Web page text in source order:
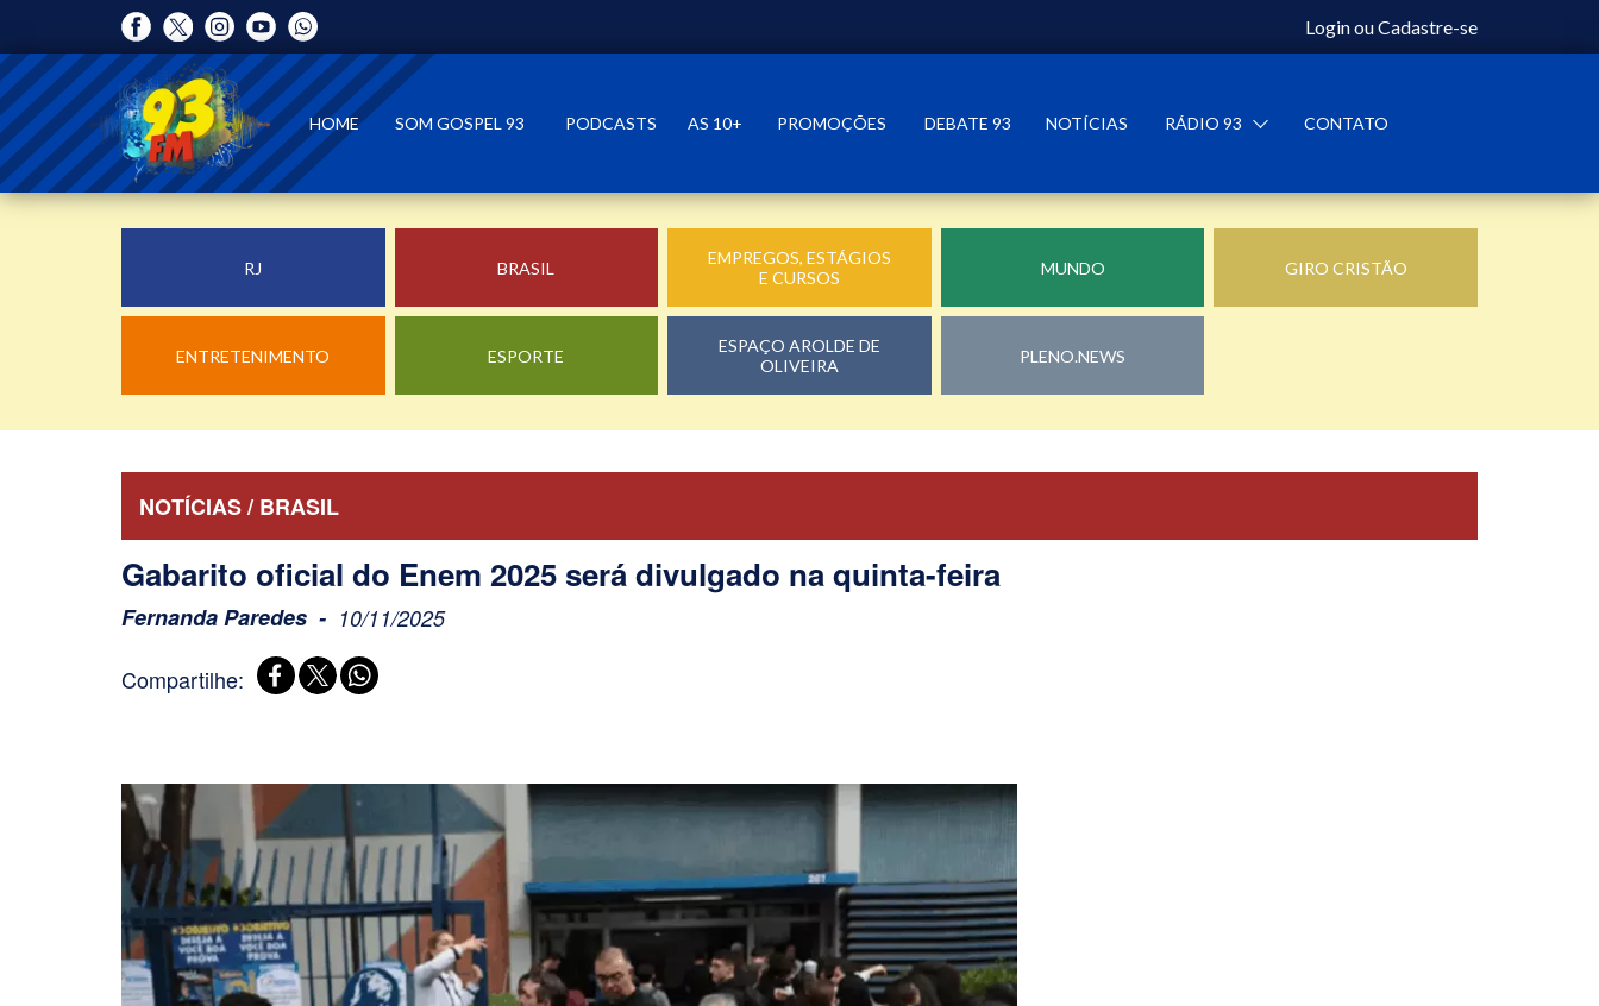
LoginouCadastre-se
HOME SOM GOSPEL 93 PODCASTS AS 10+ PROMOÇÕES DEBATE 93 NOTÍCIAS RÁDIO 93 CONTATO
RJ BRASIL
EMPREGOS, ESTÁGIOS
E CURSOS
MUNDO GIRO CRISTÃO
ENTRETENIMENTO ESPORTE
ESPAÇO AROLDE DE
OLIVEIRA
PLENO.NEWS
NOTÍCIAS / BRASIL
Gabarito oficial do Enem 2025 será divulgado na quinta-feira
Fernanda Paredes 10/11/2025
Compartilhe: